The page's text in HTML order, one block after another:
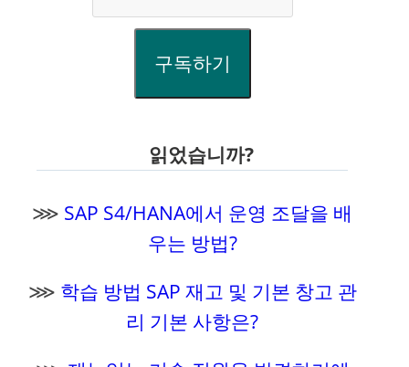
구독하기
읽었습니까?
⋙ SAP S4/HANA에서 운영 조달을 배
우는 방법?
⋙ 학습 방법 SAP 재고 및 기본 창고 관
리 기본 사항은?